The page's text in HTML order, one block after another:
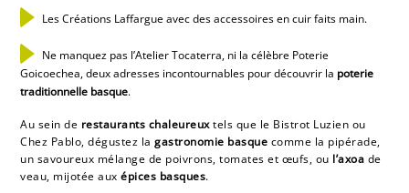
Les Créations Laffargue avec des accessoires en cuir faits main.
Ne manquez pas l’Atelier Tocaterra, ni la célèbre Poterie
Goicoechea, deux adresses incontournables pour découvrir la poterie
traditionnelle basque.
Au sein de restaurants chaleureuxtels que le Bistrot Luzien ou
Chez Pablo, dégustez lagastronomie basque comme la pipérade,
un savoureux mélange de poivrons, tomates et œufs, ou l’axoa de
veau, mijotée auxépices basques.